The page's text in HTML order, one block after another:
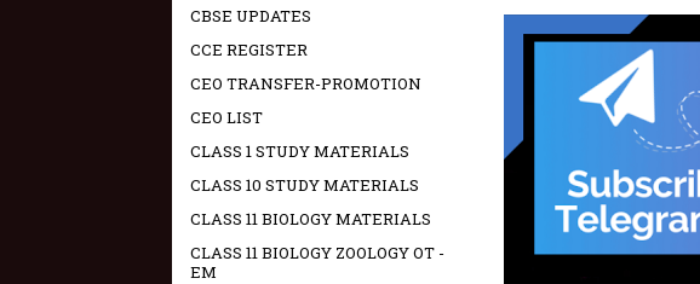
CBSE UPDATES
CCE REGISTER
CEO TRANSFER-PROMOTION
CEO LIST
CLASS 1 STUDY MATERIALS
CLASS 10 STUDY MATERIALS
CLASS 11 BIOLOGY MATERIALS
CLASS 11 BIOLOGY ZOOLOGY OT -
EM